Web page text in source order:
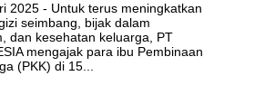
2025 - Untuk terus meningkatkan
seimbang, bijak dalam
dan kesehatan keluarga, PT
mengajak para ibu Pembinaan
(PKK) di 15...